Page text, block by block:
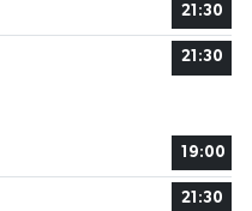
21:30
21:30
19:00
21:30